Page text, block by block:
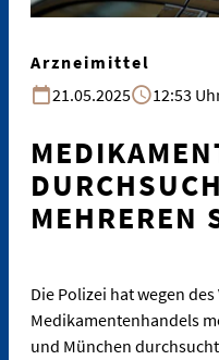
Arzneimittel
21.05.2025
12:53
MEHREREN
Die Polizei hat wegen
Medikamentenhandels
und München